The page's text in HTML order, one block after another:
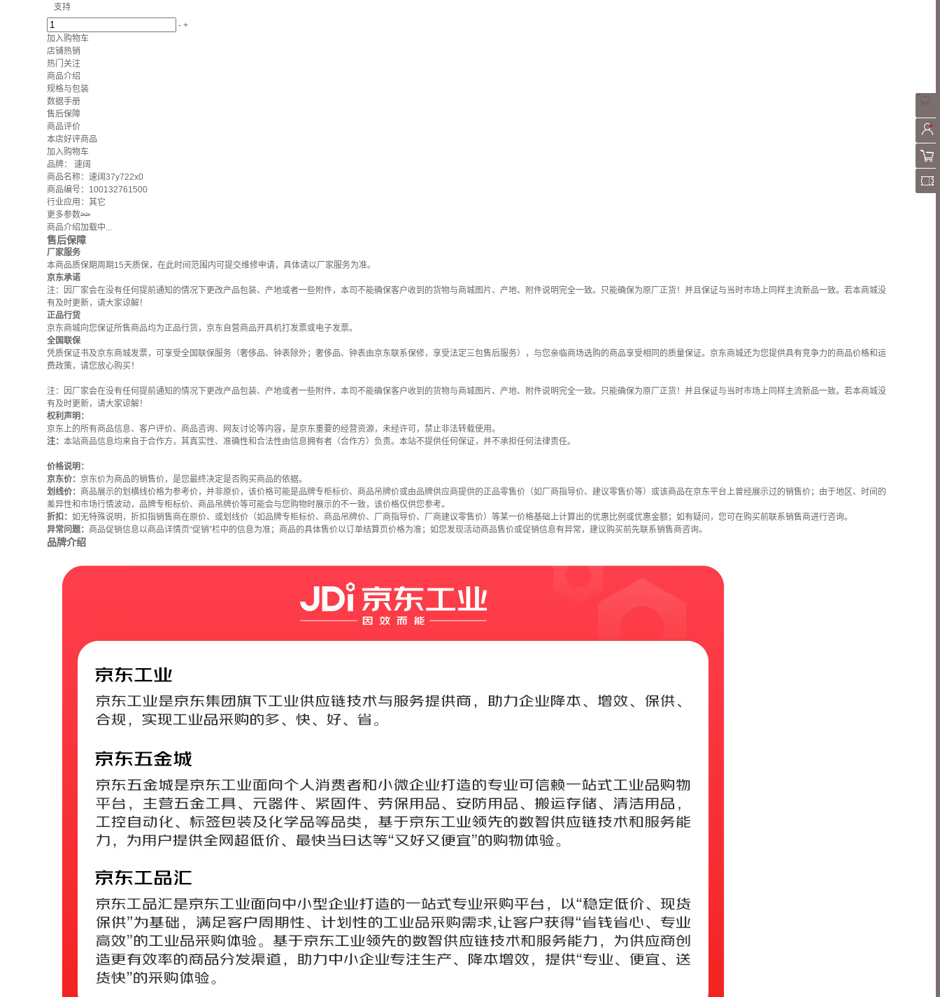
支持
- +
加入购物车
店铺热销
热门关注
商品介绍
规格与包装
数据手册
售后保障
商品评价
本店好评商品
加入购物车
品牌： 速阔
商品名称：速阔37y722x0
商品编号：100132761500
行业应用：其它
更多参数>>
商品介绍加载中...
售后保障
厂家服务
本商品质保期周期15天质保，在此时间范围内可提交维修申请，具体请以厂家服务为准。
京东承诺
注：因厂家会在没有任何提前通知的情况下更改产品包装、产地或者一些附件，本司不能确保客户收到的货物与商城图片、产地、附件说明完全一致。只能确保为原厂正货！并且保证与当时市场上同样主流新品一致。若本商城没
有及时更新，请大家谅解！
正品行货
京东商城向您保证所售商品均为正品行货，京东自营商品开具机打发票或电子发票。
全国联保
凭质保证书及京东商城发票，可享受全国联保服务（奢侈品、钟表除外；奢侈品、钟表由京东联系保修，享受法定三包售后服务），与您亲临商场选购的商品享受相同的质量保证。京东商城还为您提供具有竞争力的商品价格和运
费政策，请您放心购买！
注：因厂家会在没有任何提前通知的情况下更改产品包装、产地或者一些附件，本司不能确保客户收到的货物与商城图片、产地、附件说明完全一致。只能确保为原厂正货！并且保证与当时市场上同样主流新品一致。若本商城没
有及时更新，请大家谅解！
权利声明：
京东上的所有商品信息、客户评价、商品咨询、网友讨论等内容，是京东重要的经营资源，未经许可，禁止非法转载使用。
注： 本站商品信息均来自于合作方，其真实性、准确性和合法性由信息拥有者（合作方）负责。本站不提供任何保证，并不承担任何法律责任。
价格说明：
京东价： 京东价为商品的销售价，是您最终决定是否购买商品的依据。
划线价： 商品展示的划横线价格为参考价，并非原价，该价格可能是品牌专柜标价、商品吊牌价或由品牌供应商提供的正品零售价（如厂商指导价、建议零售价等）或该商品在京东平台上曾经展示过的销售价；由于地区、时间的
差异性和市场行情波动，品牌专柜标价、商品吊牌价等可能会与您购物时展示的不一致，该价格仅供您参考。
折扣： 如无特殊说明，折扣指销售商在原价、或划线价（如品牌专柜标价、商品吊牌价、厂商指导价、厂商建议零售价）等某一价格基础上计算出的优惠比例或优惠金额；如有疑问，您可在购买前联系销售商进行咨询。
异常问题： 商品促销信息以商品详情页“促销”栏中的信息为准；商品的具体售价以订单结算页价格为准；如您发现活动商品售价或促销信息有异常，建议购买前先联系销售商咨询。
品牌介绍